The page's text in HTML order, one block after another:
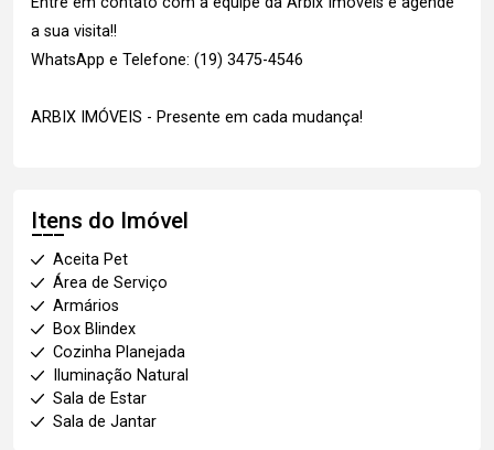
a sua visita!!
WhatsApp e Telefone: (19) 3475-4546
ARBIX IMÓVEIS - Presente em cada mudança!
Itens do Imóvel
Aceita Pet
Área de Serviço
Armários
Box Blindex
Cozinha Planejada
Iluminação Natural
Sala de Estar
Sala de Jantar